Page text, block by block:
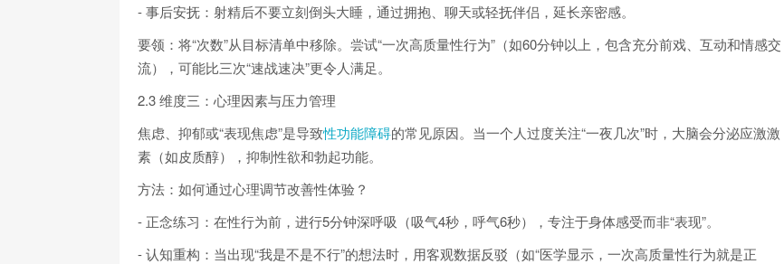
- 事后安抚：射精后不要立刻倒头大睡，通过拥抱、聊天或轻抚伴侣，延长亲密感。
要领：将“次数”从目标清单中移除。尝试“一次高质量性行为”（如60分钟以上，包含充分前戏、互动和情感交
流），可能比三次“速战速决”更令人满足。
2.3 维度三：心理因素与压力管理
焦虑、抑郁或“表现焦虑”是导致性功能障碍的常见原因。当一个人过度关注“一夜几次”时，大脑会分泌应激激
素（如皮质醇），抑制性欲和勃起功能。
方法：如何通过心理调节改善性体验？
- 正念练习：在性行为前，进行5分钟深呼吸（吸气4秒，呼气6秒），专注于身体感受而非“表现”。
- 认知重构：当出现“我是不是不行”的想法时，用客观数据反驳（如“医学显示，一次高质量性行为就是正